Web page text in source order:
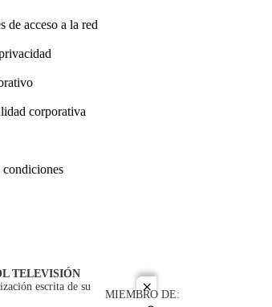
close
de acceso a la red
corporativa
TELEVISIÓN
escrita de su
MIEMBRO DE: